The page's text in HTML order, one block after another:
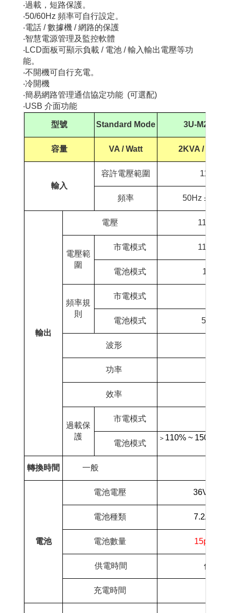
‧過載，短路保護。
‧50/60Hz 頻率可自行設定。
‧電話 / 數據機 / 網路的保護
‧智慧電源管理及監控軟體
‧LCD面板可顯示負載 / 電池 / 輸入輸出電壓等功
能。
‧不開機可自行充電。
‧冷開機
‧簡易網路管理通信協定功能 (可選配)
‧USB 介面功能
型號 Standard Mode 3U-M2000L
容量 VA / Watt 2KVA /
輸入
容許電壓範圍
頻率 50Hz ±10% /
輸出
電壓 110Vac
電壓範
圍
市電模式 110Vac
電池模式
頻率規
則
市電模式
電池模式
波形
功率
效率
過載保
護
市電模式
電池模式
＞ 110% ~ 150% 30
轉換時間 一般
電池
電池電壓 36Vdc
電池種類 7.2AH
電池數量 15pcs
供電時間 依需
充電時間